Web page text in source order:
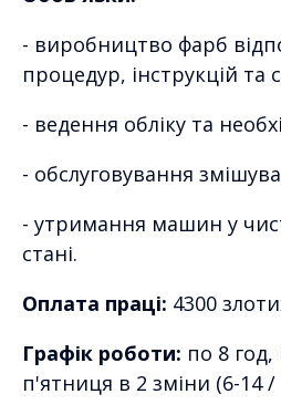
- виробництво фарб
процедур, інструкцій та
- ведення обліку та
- обслуговування
- утримання машин у
стані.
Оплата праці: 4300
Графік роботи: по 8 год,
п'ятниця в 2 зміни (6-14 /